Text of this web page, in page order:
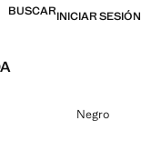
BUSCARINICIAR SESIÓN
Negro